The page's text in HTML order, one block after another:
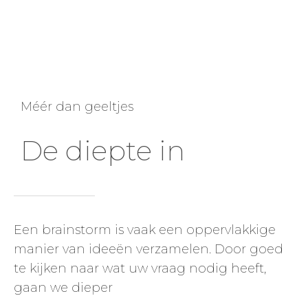
Méér dan geeltjes
De diepte in
Een brainstorm is vaak een oppervlakkige
manier van ideeën verzamelen. Door goed
te kijken naar wat uw vraag nodig heeft,
gaan we dieper